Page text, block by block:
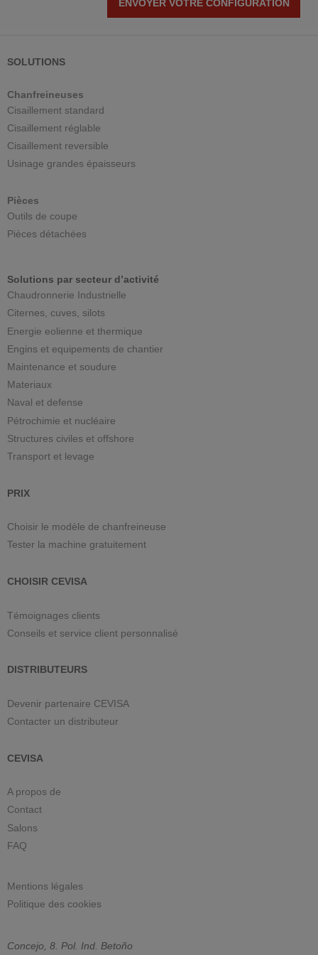
ENVOYER VOTRE CONFIGURATION
SOLUTIONS
Chanfreineuses
Cisaillement standard
Cisaillement réglable
Cisaillement reversible
Usinage grandes épaisseurs
Pièces
Outils de coupe
Pièces détachées
Solutions par secteur d’activité
Chaudronnerie Industrielle
Citernes, cuves, silots
Energie eolienne et thermique
Engins et equipements de chantier
Maintenance et soudure
Materiaux
Naval et defense
Pétrochimie et nucléaire
Structures civiles et offshore
Transport et levage
PRIX
Choisir le modèle de chanfreineuse
Tester la machine gratuitement
CHOISIR CEVISA
Témoignages clients
Conseils et service client personnalisé
DISTRIBUTEURS
Devenir partenaire CEVISA
Contacter un distributeur
CEVISA
A propos de
Contact
Salons
FAQ
Mentions légales
Politique des cookies
Concejo, 8. Pol. Ind. Betoño